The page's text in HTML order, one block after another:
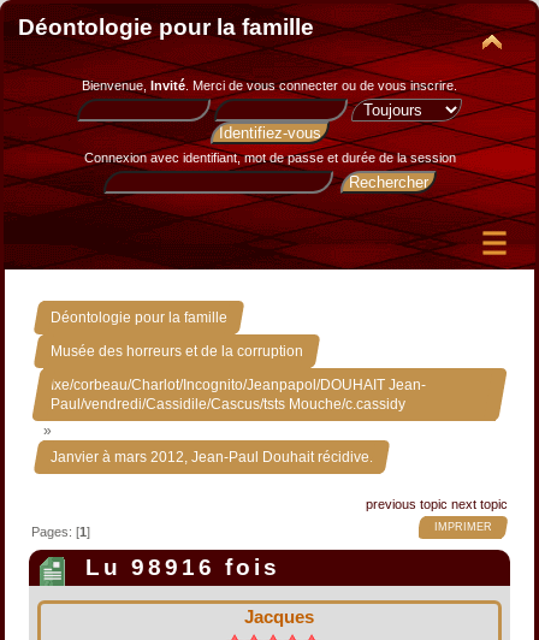
Déontologie pour la famille
Bienvenue, Invité. Merci devous connecter ou de vous inscrire.
Connexion avec identifiant, mot de passe et durée de la session
Déontologie pour la famille »
Musée des horreurs et de la corruption »
Ixe/corbeau/Charlot/Incognito/Jeanpapol/DOUHAIT Jean-
Paul/vendredi/Cassidile/Cascus/tsts Mouche/c.cassidy
»
Janvier à mars 2012, Jean-Paul Douhait récidive.
previous topic next topic
IMPRIMER
Pages: [1]
Lu 98916 fois
Jacques